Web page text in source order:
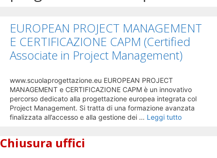
EUROPEAN PROJECT MANAGEMENT
E CERTIFICAZIONE CAPM (Certified
Associate in Project Management)
www.scuolaprogettazione.eu EUROPEAN PROJECT
MANAGEMENT e CERTIFICAZIONE CAPM è un innovativo
percorso dedicato alla progettazione europea integrata col
Project Management. Si tratta di una formazione avanzata
finalizzata all’accesso e alla gestione dei … Leggi tutto
Chiusura uffici